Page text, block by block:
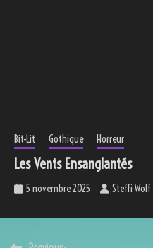
Bit-Lit Gothique Horreur
Les Vents Ensanglantés
5 novembre 2025 Steffi Wolf